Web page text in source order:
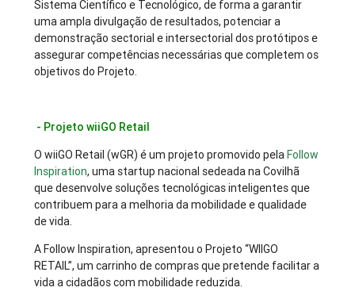
Sistema Científico e Tecnológico, de forma a garantir
uma ampla divulgação de resultados, potenciar a
demonstração sectorial e intersectorial dos protótipos e
assegurar competências necessárias que completem os
objetivos do Projeto.
- Projeto wiiGO Retail
O wiiGO Retail (wGR) é um projeto promovido pela Follow
Inspiration, uma startup nacional sedeada na Covilhã
que desenvolve soluções tecnológicas inteligentes que
contribuem para a melhoria da mobilidade e qualidade
de vida.
A Follow Inspiration, apresentou o Projeto “WIIGO
RETAIL”, um carrinho de compras que pretende facilitar a
vida a cidadãos com mobilidade reduzida.